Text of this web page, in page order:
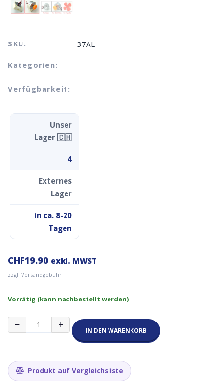
SKU: 37AL
Kategorien:
Verfügbarkeit:
Unser
Lager 🇨🇭
4
Externes
Lager
in ca. 8-20
Tagen
CHF19.90 exkl. MWST
zzgl. Versandgebühr
Vorrätig (kann nachbestellt werden)
−
5
Stück
1.5V-
6V
+ IN DEN WARENKORB
Produkt auf Vergleichsliste